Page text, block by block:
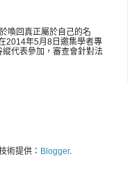
喚回真正屬於自己的名
2014年5月8日邀集學者專
代表參加，審查會針對法
術提供： Blogger.